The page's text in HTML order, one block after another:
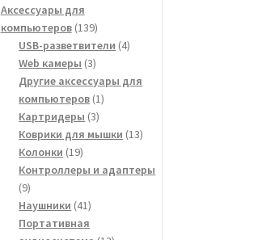
товара
Аксессуары для
компьютеров 139139
товаров
USB-разветвители 44
Web камеры 33
товара
Другие аксессуары для
компьютеров 11
Картридеры 33
товара
Коврики для мышки 1313
Колонки 1919
товаров
Контроллеры и адаптеры
99
товаров
Наушники 4141
товар
Портативная